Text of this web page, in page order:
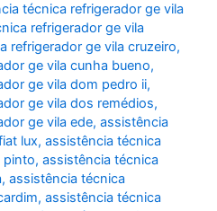
técnica refrigerador ge vila
refrigerador ge vila
refrigerador ge vila cruzeiro,
ge vila cunha bueno,
ge vila dom pedro ii,
ge vila dos remédios,
ge vila ede,assistência
lux,assistência técnica
pinto,assistência técnica
,assistência técnica
,assistência técnica